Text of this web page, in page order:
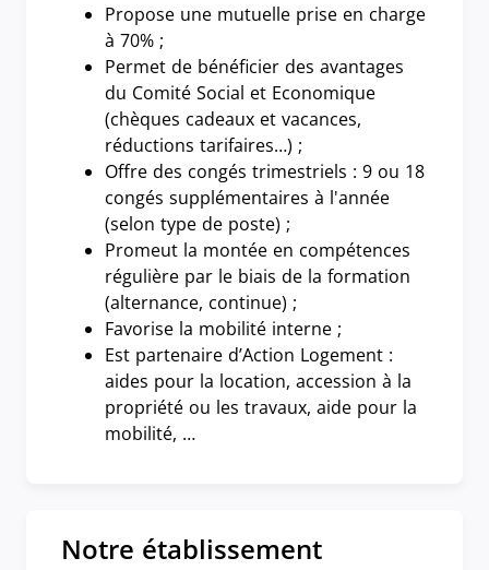
Propose une mutuelle prise en charge
à 70% ;
Permet de bénéficier des avantages
du Comité Social et Economique
(chèques cadeaux et vacances,
réductions tarifaires…) ;
Offre des congés trimestriels : 9 ou 18
congés supplémentaires à l'année
(selon type de poste) ;
Promeut la montée en compétences
régulière par le biais de la formation
(alternance, continue) ;
Favorise la mobilité interne ;
Est partenaire d’Action Logement :
aides pour la location, accession à la
propriété ou les travaux, aide pour la
mobilité, …
Notre établissement